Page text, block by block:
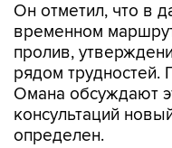
Он отметил, что в
временном
пролив,
рядом
Омана обсуждают
консультаций
определен.